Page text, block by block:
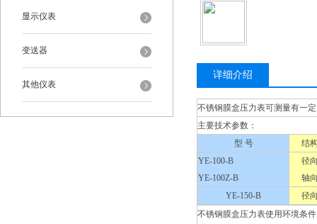
显示仪表
变送器
其他仪表
详细介绍
不锈钢膜盒压力表可测量有一
主要技术参数：
型 号
结
YE-100-B
YE-100Z-B
径
轴
YE-150-B
径
不锈钢膜盒压力表使用环境条